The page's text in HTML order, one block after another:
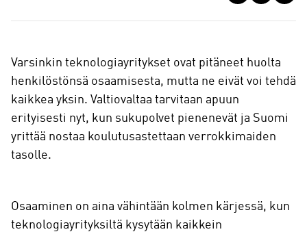
a
Varsinkin teknologiayritykset ovat pitäneet huolta
henkilöstönsä osaamisesta, mutta ne eivät voi tehdä
kaikkea yksin. Valtiovaltaa tarvitaan apuun
erityisesti nyt, kun sukupolvet pienenevät ja Suomi
yrittää nostaa koulutusastettaan verrokkimaiden
tasolle.
Osaaminen on aina vähintään kolmen kärjessä, kun
teknologiayrityksiltä kysytään kaikkein